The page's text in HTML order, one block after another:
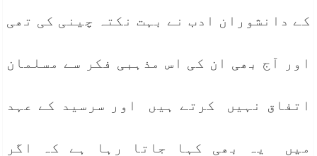
کے دانشوران ادب نے بہت نکتہ چینی کی تھی
اور آج بھی ان کی اس مذہبی فکر سے مسلمان
اتفاق نہیں کرتے ہیں اور سرسید کے عہد
میں یہ بھی کہا جاتا رہا ہے کہ اگر